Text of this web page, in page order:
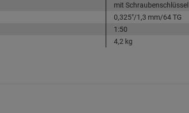
mit Schraubenschlüssel
0,325"/1,3 mm/64 TG
1:50
4,2 kg